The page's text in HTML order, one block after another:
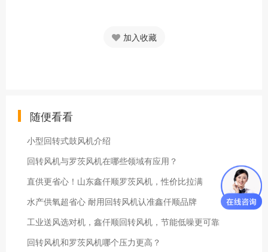
加入收藏
随便看看
小型回转式鼓风机介绍
回转风机与罗茨风机在哪些领域有应用？
直供更省心！山东鑫仟顺罗茨风机，性价比拉满
水产供氧超省心 耐用回转风机认准鑫仟顺品牌
工业送风选对机，鑫仟顺回转风机，节能低噪更可靠
回转风机和罗茨风机哪个压力更高？